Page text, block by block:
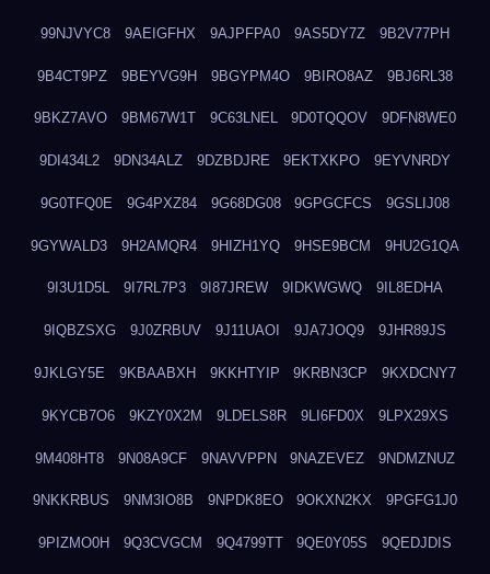
99NJVYC8 9AEIGFHX 9AJPFPA0 9AS5DY7Z 9B2V77PH
9B4CT9PZ 9BEYVG9H 9BGYPM4O 9BIRO8AZ 9BJ6RL38
9BKZ7AVO 9BM67W1T 9C63LNEL 9D0TQQOV 9DFN8WE0
9DI434L2 9DN34ALZ 9DZBDJRE 9EKTXKPO 9EYVNRDY
9G0TFQ0E 9G4PXZ84 9G68DG08 9GPGCFCS 9GSLIJ08
9GYWALD3 9H2AMQR4 9HIZH1YQ 9HSE9BCM 9HU2G1QA
9I3U1D5L 9I7RL7P3 9I87JREW 9IDKWGWQ 9IL8EDHA
9IQBZSXG 9J0ZRBUV 9J11UAOI 9JA7JOQ9 9JHR89JS
9JKLGY5E 9KBAABXH 9KKHTYIP 9KRBN3CP 9KXDCNY7
9KYCB7O6 9KZY0X2M 9LDELS8R 9LI6FD0X 9LPX29XS
9M408HT8 9N08A9CF 9NAVVPPN 9NAZEVEZ 9NDMZNUZ
9NKKRBUS 9NM3IO8B 9NPDK8EO 9OKXN2KX 9PGFG1J0
9PIZMO0H 9Q3CVGCM 9Q4799TT 9QE0Y05S 9QEDJDIS